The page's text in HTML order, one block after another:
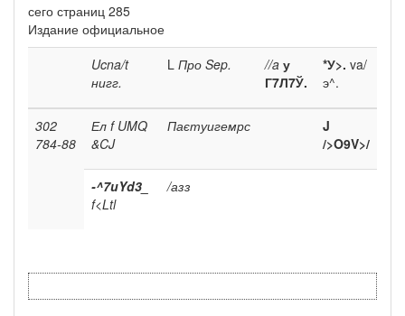
сего страниц 285
Издание официальное
Ucna/t
нигг.
L Про Sep. //a у
Г7Л7Ў.
*У>. va/
э^.
302
784-88
Ел f UMQ
&CJ
Паєтуигемрс
J
/>O9V>/
-^7uYd3_
f<Ltl
/азз